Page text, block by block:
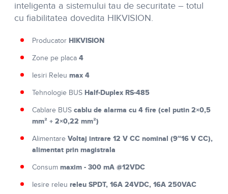
inteligenta a sistemului tau de securitate – totul
cu fiabilitatea dovedita HIKVISION.
Producator HIKVISION
Zone pe placa 4
Iesiri Releu max 4
Tehnologie BUS Half-Duplex RS-485
Cablare BUS cablu de alarma cu 4 fire (cel putin 2×0,5
mm² + 2×0,22 mm²)
Alimentare Voltaj intrare 12 V CC nominal (9~16 V CC),
alimentat prin magistrala
Consum maxim - 300 mA @12VDC
Iesire releu releu SPDT, 16A 24VDC, 16A 250VAC